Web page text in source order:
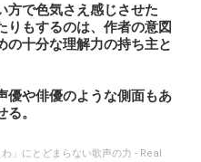
方で色気さえ感じさせた
りもするのは、作者の意図
の十分な理解力の持ち主と
優や俳優のような側面もあ
。
」にとどまらない歌声の力 - Real